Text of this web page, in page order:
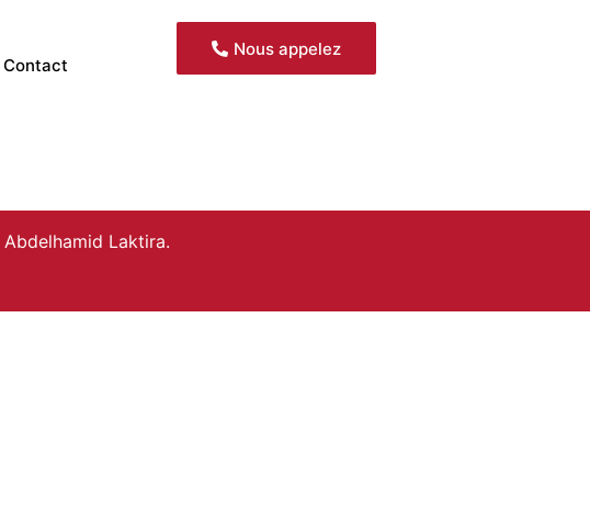
Contact
Nous appelez
Abdelhamid Laktira.